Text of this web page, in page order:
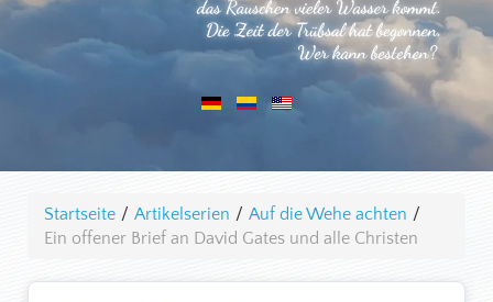
Startseite / Artikelserien / Auf die Wehe achten /
Ein offener Brief an David Gates und alle Christen